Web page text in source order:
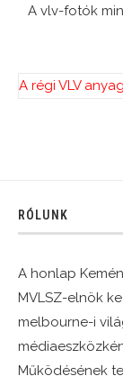
A vlv-fotók
A régi VLV
RÓLUNK
A honlap
MVLSZ-elnök
melbourne-i
Működésének